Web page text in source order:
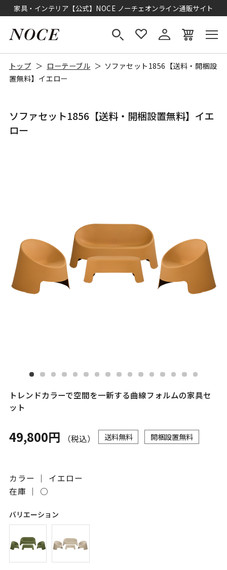
家具・インテリア【公式】NOCE ノーチェオンライン通販サイト
トップ ローテーブル
ソファセット1856【送料・開梱設
置無料】イエロー
ソファセット1856【送料・開梱設置無料】イエ
ロー
トレンドカラーで空間を一新する曲線フォルムの家具セ
ット
49,800円 （税込） 送料無料 開梱設置無料
カラー ｜ イエロー
在庫 ｜ ○
バリエーション